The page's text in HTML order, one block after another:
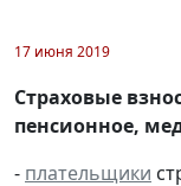
17 июня 2019
Страховые
пенсионное,
- плательщики